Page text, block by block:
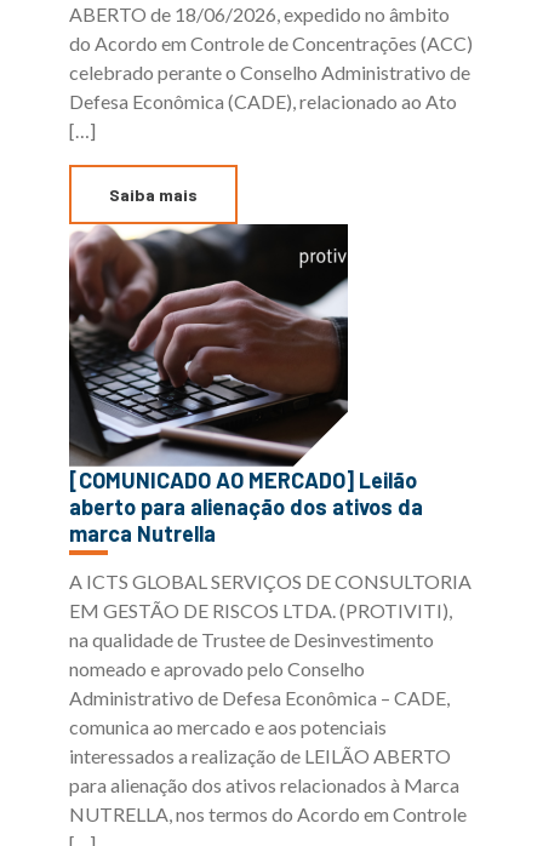
ABERTO de 18/06/2026, expedido no âmbito
do Acordo em Controle de Concentrações (ACC)
celebrado perante o Conselho Administrativo de
Defesa Econômica (CADE), relacionado ao Ato
[…]
Saiba mais
[COMUNICADO AO MERCADO] Leilão
aberto para alienação dos ativos da
marca Nutrella
A ICTS GLOBAL SERVIÇOS DE CONSULTORIA
EM GESTÃO DE RISCOS LTDA. (PROTIVITI),
na qualidade de Trustee de Desinvestimento
nomeado e aprovado pelo Conselho
Administrativo de Defesa Econômica – CADE,
comunica ao mercado e aos potenciais
interessados a realização de LEILÃO ABERTO
para alienação dos ativos relacionados à Marca
NUTRELLA, nos termos do Acordo em Controle